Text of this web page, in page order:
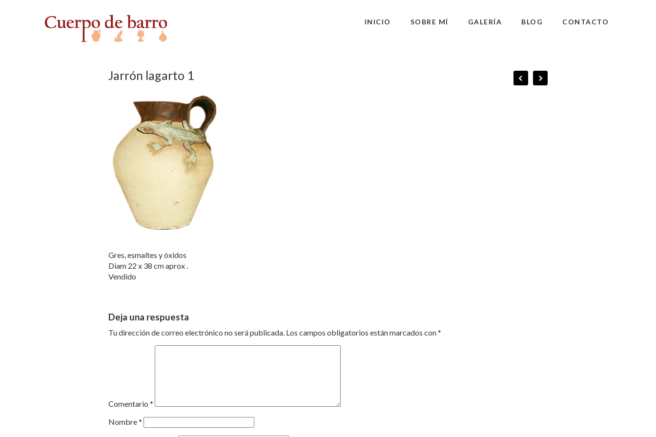
INICIO SOBRE MÍ GALERÍA BLOG CONTACTO
Jarrón lagarto 1
Gres, esmaltes y óxidos
Diam 22 x 38 cm aprox .
Vendido
Deja una respuesta
Tu dirección de correo electrónico no será publicada. Los campos obligatorios están marcados con*
Comentario *
Nombre*